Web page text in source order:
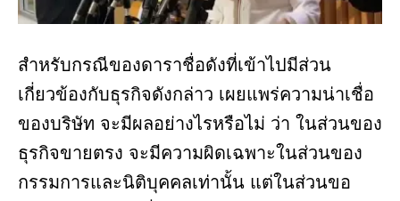
สำหรับกรณีของดาราชื่อดังที่เข้าไปมีส่วน
เกี่ยวข้องกับธุรกิจดังกล่าว เผยแพร่ความน่าเชื่อ
ของบริษัท จะมีผลอย่างไรหรือไม่ ว่า ในส่วนของ
ธุรกิจขายตรง จะมีความผิดเฉพาะในส่วนของ
กรรมการและนิติบุคคลเท่านั้น แต่ในส่วนขอ